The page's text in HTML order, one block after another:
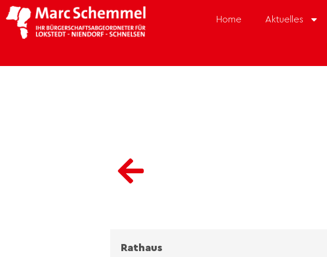
Home Aktuelles
Rathaus